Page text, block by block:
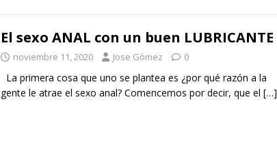
El sexo ANAL con un buen LUBRICANTE
noviembre 11, 2020 Jose Gómez 0
La primera cosa que uno se plantea es ¿por qué razón a la
gente le atrae el sexo anal? Comencemos por decir, que el […]